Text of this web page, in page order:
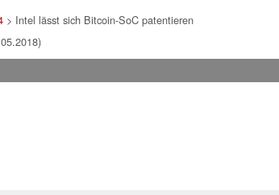
> Intel lässt sich Bitcoin-SoC patentieren